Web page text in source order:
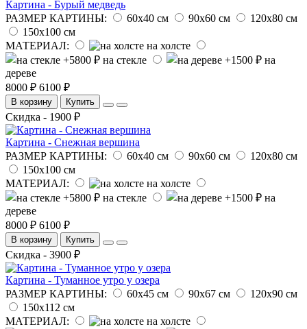
Картина - Бурый медведь
РАЗМЕР КАРТИНЫ:
60х40 см 90х60 см
120х80 см
150х100 см
МАТЕРИАЛ:
на холсте
на стекле
на
дереве
8000 ₽ 6100 ₽
В корзину Купить
Скидка - 1900 ₽
Картина - Снежная вершина
РАЗМЕР КАРТИНЫ:
60х40 см 90х60 см
120х80 см
150х100 см
МАТЕРИАЛ:
на холсте
на стекле
на
дереве
8000 ₽ 6100 ₽
В корзину Купить
Скидка - 3900 ₽
Картина - Туманное утро у озера
РАЗМЕР КАРТИНЫ:
60х45 см 90х67 см
120х90 см
150х112 см
МАТЕРИАЛ:
на холсте